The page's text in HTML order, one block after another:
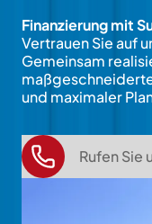
Finanzierung mit
Vertrauen Sie auf
Gemeinsam
und maximaler
Rufen Sie